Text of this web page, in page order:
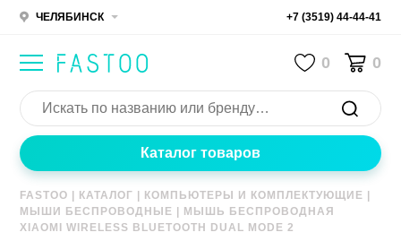
ЧЕЛЯБИНСК +7 (3519) 44-44-41
0 0
Каталог товаров
FASTOO КАТАЛОГ КОМПЬЮТЕРЫ И КОМПЛЕКТУЮЩИЕ
МЫШИ БЕСПРОВОДНЫЕ
МЫШЬ БЕСПРОВОДНАЯ
XIAOMI WIRELESS BLUETOOTH DUAL MODE 2